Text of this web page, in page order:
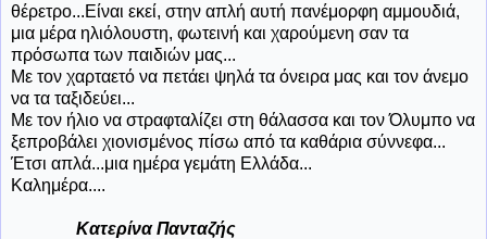
θέρετρο...Είναι εκεί, στην απλή αυτή πανέμορφη αμμουδιά,
μια μέρα ηλιόλουστη, φωτεινή και χαρούμενη σαν τα
πρόσωπα των παιδιών μας...
Με τον χαρταετό να πετάει ψηλά τα όνειρα μας και τον άνεμο
να τα ταξιδεύει...
Με τον ήλιο να στραφταλίζει στη θάλασσα και τον Όλυμπο να
ξεπροβάλει χιονισμένος πίσω από τα καθάρια σύννεφα...
Έτσι απλά...μια ημέρα γεμάτη Ελλάδα...
Καλημέρα....
Κατερίνα Πανταζής